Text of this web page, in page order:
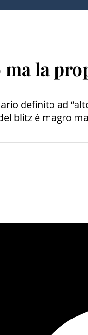
la
definito ad
blitz è magro